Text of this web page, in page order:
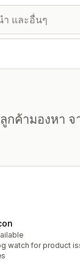
ค้ามองหา
watch for product